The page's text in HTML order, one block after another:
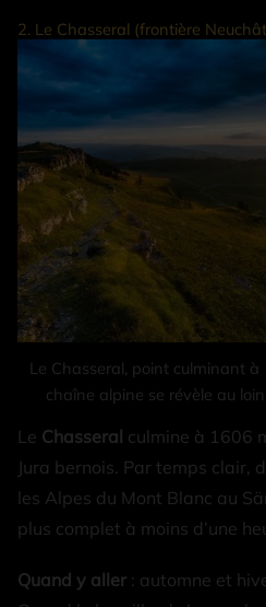
2. Le Chasseral (frontière
Le Chasseral, point culminant
chaîne alpine se révèle au
Le Chasseral culmine à 1606
Jura bernois. Par temps clair,
les Alpes du Mont Blanc au
plus complet à moins d’une
Quand y aller : automne et